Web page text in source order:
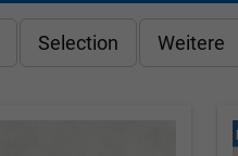
Selection Weitere